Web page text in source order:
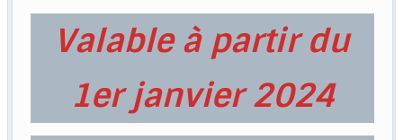
Valable à partir du
1er janvier 2024